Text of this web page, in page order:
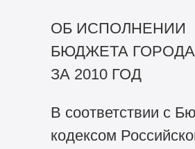
ОБ ИСПОЛНЕНИИ
БЮДЖЕТА ГОРОДА
ЗА 2010 ГОД
В соответствии с
кодексом